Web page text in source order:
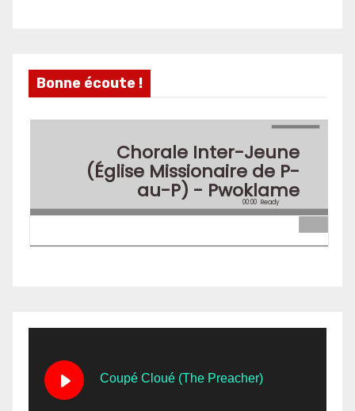
Bonne écoute !
Chorale Inter-Jeune
(Église Missionaire de P-
au-P) - Pwoklame
00:00 Ready
Coupé Cloué (The Preacher)